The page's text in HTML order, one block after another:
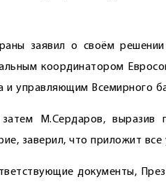
заявил о своём
координатором
и управляющим Всемирного
М.Сердаров, выразив
заверил, что приложит
документы,